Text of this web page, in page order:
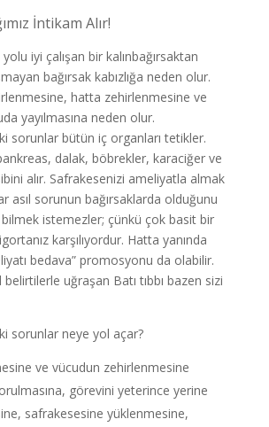
İntikam Alır!
yolu iyi çalışan bir kalınbağırsaktan
bağırsak kabızlığa neden olur.
hatta zehirlenmesine ve
yayılmasına neden olur.
sorunlar bütün iç organları tetikler.
dalak, böbrekler, karaciğer ve
alır. Safrakesenizi ameliyatla almak
asıl sorunun bağırsaklarda olduğunu
istemezler; çünkü çok basit bir
karşılıyordur. Hatta yanında
bedava” promosyonu da olabilir.
uğraşan Batı tıbbı bazen sizi
sorunlar neye yol açar?
ve vücudun zehirlenmesine
görevini yeterince yerine
safrakesesine yüklenmesine,